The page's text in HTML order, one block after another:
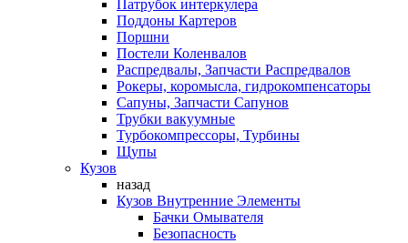
Патрубок интеркулера
Поддоны Картеров
Поршни
Постели Коленвалов
Распредвалы, Запчасти Распредвалов
Рокеры, коромысла, гидрокомпенсаторы
Сапуны, Запчасти Сапунов
Трубки вакуумные
Турбокомпрессоры, Турбины
Щупы
Кузов
назад
Кузов Внутренние Элементы
Бачки Омывателя
Безопасность